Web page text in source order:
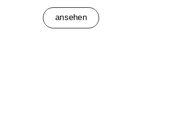
ansehen